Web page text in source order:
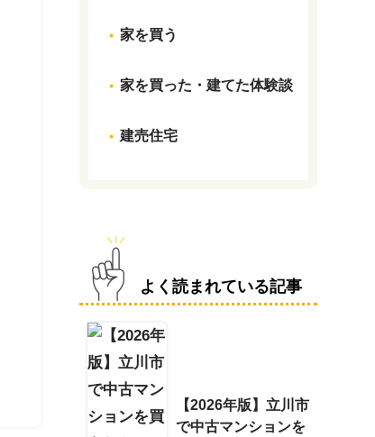
家を買う
家を買った・建てた体験談
建売住宅
よく読まれている記事
【2026年版】立川市
で中古マンションを